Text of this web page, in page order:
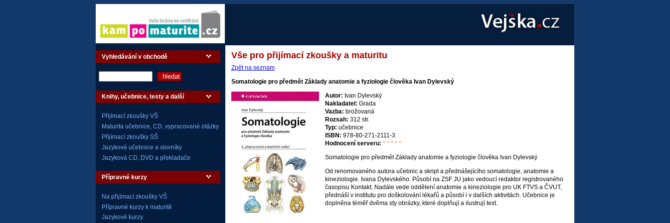
Vyhledávání v obchodě
Knihy, učebnice, testy a další
Přijímací zkoušky VŠ
Maturita učebnice, CD, vypracované otázky
Přijímací zkoušky SŠ
Jazykové učebnice a slovníky
Jazyková CD, DVD a překladače
Přípravné kurzy
Na přijímací zkoušky VŠ
Přípravné kurzy k maturitě
Jazykové kurzy
Vše pro přijímací zkoušky a maturitu
Zpět na seznam
Somatologie pro předmět Základy anatomie a fyziologie člověka Ivan Dylevský
Autor: Ivan Dylevský
Nakladatel: Grada
Vazba: brožovaná
Rozsah: 312 str.
Typ: učebnice
ISBN: 978-80-271-2111-3
Hodnocení serveru: * * * * *
Somatologie pro předmět Základy anatomie a fyziologie člověka Ivan Dylevský
Od renomovaného autora učebnic a skript a přednášejícího somatologie, anatomie a
kineziologie. Ivana Dylevského. Působí na ZSF JU jako vedoucí redaktor registrovaného
časopisu Kontakt. Nadále vede oddělení anatomie a kineziologie pro UK FTVS a ČVUT,
přednáší v institutu pro doškolování lékařů a působí i v dalších aktivitách. Učebnice je
doplněna téměř dvěma sty obrázky, které doplňují a ilustrují text.